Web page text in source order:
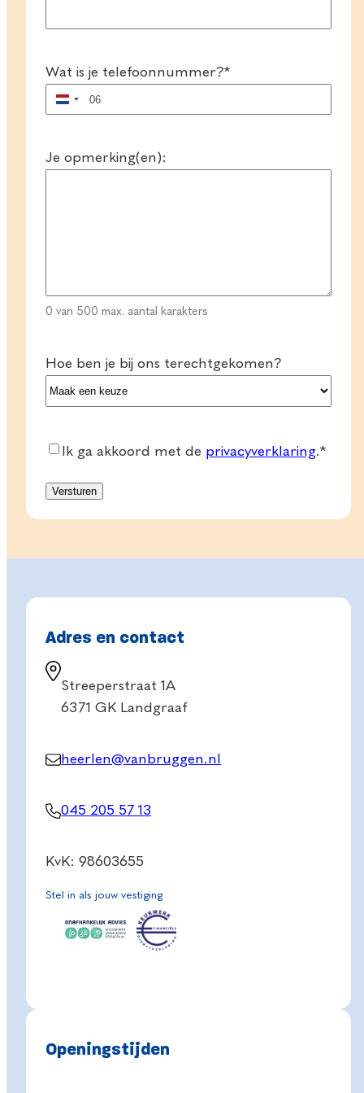
Wat is je telefoonnummer?*
Nederland
Je opmerking(en):
0 van 500 max. aantal karakters
Hoe ben je bij ons terechtgekomen?
Consent*
Ik ga akkoord met de privacyverklaring.*
Adres en contact
Streeperstraat 1A
6371 GK Landgraaf
heerlen@vanbruggen.nl
045 205 57 13
KvK: 98603655
Stel in als jouw vestiging
Openingstijden